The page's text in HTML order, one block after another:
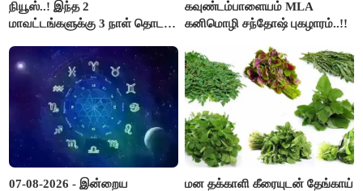
நியூஸ்..! இந்த 2
மாவட்டங்களுக்கு 3 நாள் தொடர்
கவுண்டம்பாளையம் MLA
கனிமொழி சந்தோஷ் புகழாரம்..!!
07-08-2026 - இன்றைய
மன தக்காளி கீரையுடன் தேங்காய்